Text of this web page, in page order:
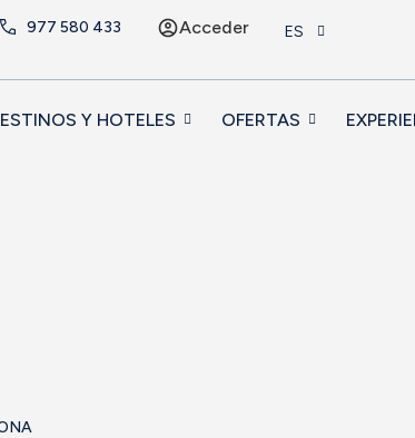
977 580 433 Acceder ES
Y HOTELES OFERTAS